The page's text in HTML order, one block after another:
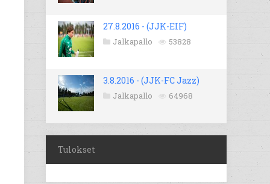
27.8.2016 - (JJK-EIF)
Jalkapallo 53828
3.8.2016 - (JJK-FC Jazz)
Jalkapallo 64968
Tulokset